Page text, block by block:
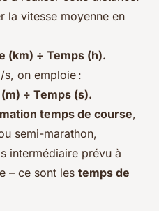
la vitesse moyenne en
(km) ÷ Temps (h).
s, on emploie :
÷ Temps (s).
temps de course,
semi-marathon,
intermédiaire prévu à
– ce sont les temps de